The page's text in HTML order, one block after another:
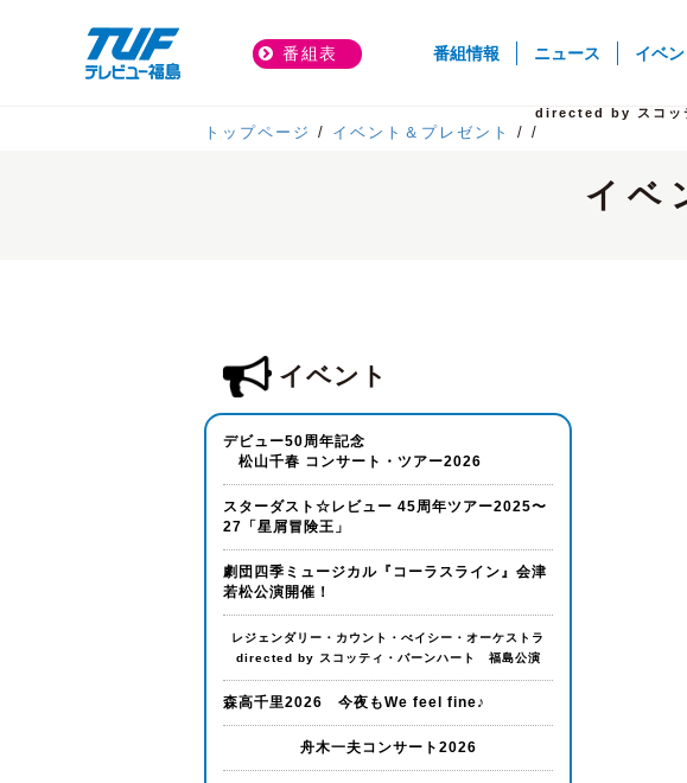
番組情報 (current)
ニュース イベン
番組表
トップページ イベント＆プレゼント
directed by スコッ
イベ
イベント
デビュー50周年記念
松山千春 コンサート・ツアー2026
スターダスト☆レビュー 45周年ツアー2025〜
27「星屑冒険王」
劇団四季ミュージカル『コーラスライン』会津
若松公演開催！
レジェンダリー・カウント・べイシー・オーケストラ
directed by スコッティ・バーンハート 福島公演
森高千里2026 今夜もWe feel fine♪
舟木一夫コンサート2026